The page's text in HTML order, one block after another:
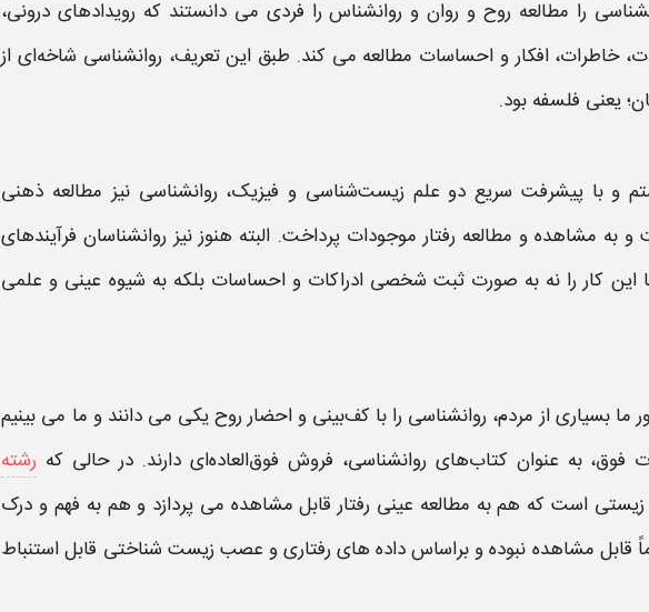
را مطالعه روح و روان و روانشناس را فردی می‌ دانستند که رویداد‌های درونی،‌
خاطرات، افکار و احساسات مطالعه می‌ کند. طبق این تعریف، روانشناسی شاخه‌ای از
یعنی فلسفه بود.
و با پیشرفت سریع دو علم زیست‌شناسی و فیزیک،‌ روانشناسی نیز مطالعه ذهنی
و به مشاهده و مطالعه رفتار موجودات پرداخت. البته هنوز نیز روانشناسان فرآیندهای
این کار را نه به صورت ثبت شخصیادراکاتو احساسات بلکه به شیوه عینی و علمی
ما بسیاری‌ از مردم‌، روانشناسی‌ را با کف‌بینی‌ و احضار روح‌ یکی‌ می‌ دانند و ما می‌ بینیم‌
به‌ عنوان‌ کتاب‌های‌ روانشناسی‌، فروش‌ فوق‌العاده‌ای‌ دارند. در حالی‌ که‌ رشته
زیستی‌ است‌ که‌ هم‌ به‌ مطالعه‌ عینی‌ رفتار قابل‌ مشاهده‌ می‌ پردازد و هم‌ به‌ فهم‌ و درک‌
قابل‌ مشاهده‌ نبوده‌ و براساس‌ داده‌ های‌ رفتاری‌ و عصب‌ زیست‌ شناختی‌ قابل‌ استنباط‌